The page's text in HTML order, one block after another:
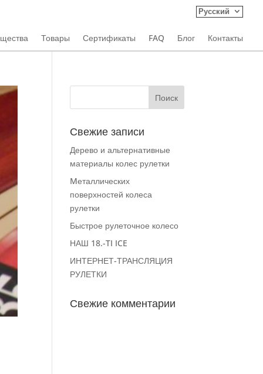
Русский
Товары Сертификаты FAQ Блог Контакты
Свежие записи
Дерево и альтернативные
материалы колес рулетки
Mеталлических
поверхностей колеса
рулетки
Быстрое рулеточное колесо
НАШ 18.-TI ICE
ИНТЕРНЕТ-ТРАНСЛЯЦИЯ
РУЛЕТКИ
Свежие комментарии